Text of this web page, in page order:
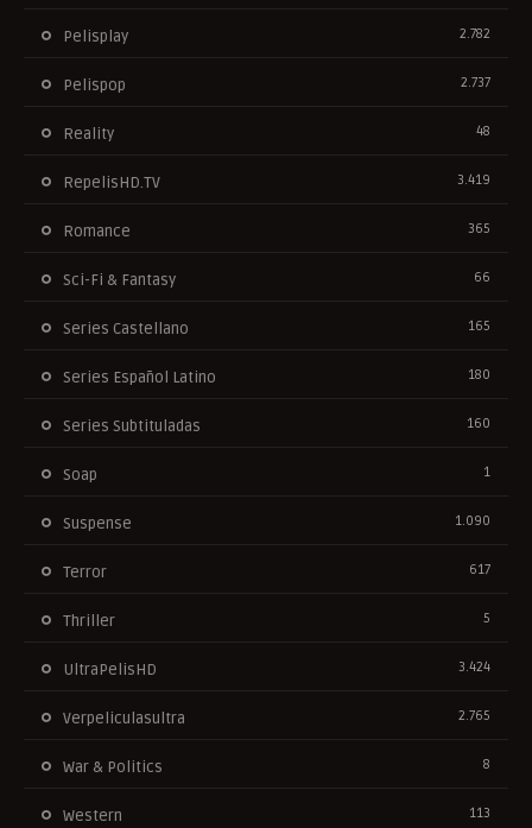
Pelisplay 2.782
Pelispop 2.737
Reality 48
RepelisHD.TV 3.419
Romance 365
Sci-Fi & Fantasy 66
Series Castellano 165
Series Español Latino 180
Series Subtituladas 160
Soap 1
Suspense 1.090
Terror 617
Thriller 5
UltraPelisHD 3.424
Verpeliculasultra 2.765
War & Politics 8
Western 113